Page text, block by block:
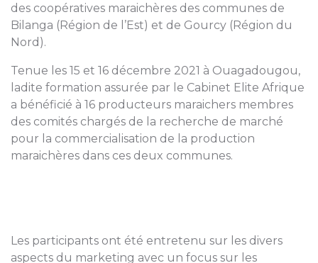
des coopératives maraichères des communes de
Bilanga (Région de l’Est) et de Gourcy (Région du
Nord).
Tenue les 15 et 16 décembre 2021 à Ouagadougou,
ladite formation assurée par le Cabinet Elite Afrique
a bénéficié à 16 producteurs maraichers membres
des comités chargés de la recherche de marché
pour la commercialisation de la production
maraichères dans ces deux communes.
Les participants ont été entretenu sur les divers
aspects du marketing avec un focus sur les